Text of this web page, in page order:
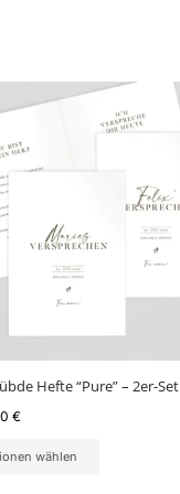
Hefte “Pure” – 2er-Set
€
wählen